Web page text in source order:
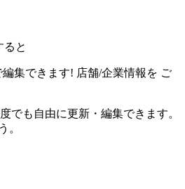
ると
集できます! 店舗/企業情報を ご
でも自由に更新・編集できます。
。